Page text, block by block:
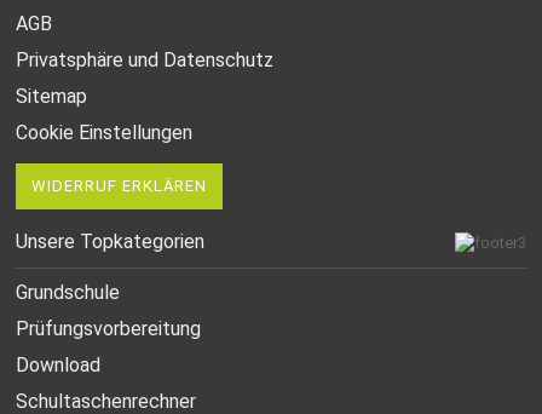
AGB
Privatsphäre und Datenschutz
Sitemap
Cookie Einstellungen
WIDERRUF ERKLÄREN
Unsere Topkategorien
Grundschule
Prüfungsvorbereitung
Download
Schultaschenrechner